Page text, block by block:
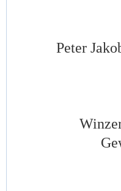
Peter Jakob